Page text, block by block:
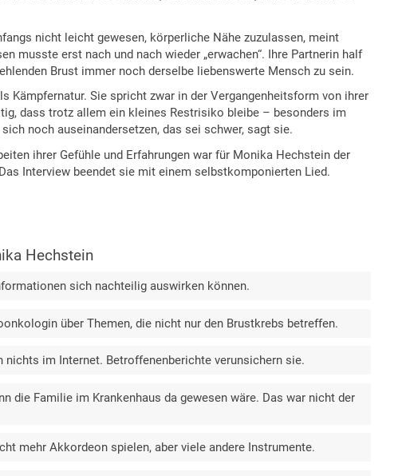
nicht leicht gewesen, körperliche Nähe zuzulassen, meint
musste erst nach und nach wieder „erwachen“. Ihre Partnerin half
Brust immer noch derselbe liebenswerte Mensch zu sein.
Kämpfernatur. Sie spricht zwar in der Vergangenheitsform von ihrer
dass trotz allem ein kleines Restrisiko bleibe – besonders im
noch auseinandersetzen, das sei schwer, sagt sie.
ihrer Gefühle und Erfahrungen war für Monika Hechstein der
Interview beendet sie mit einem selbstkomponierten Lied.
Hechstein
sich nachteilig auswirken können.
über Themen, die nicht nur den Brustkrebs betreffen.
im Internet. Betroffenenberichte verunsichern sie.
die Familie im Krankenhaus da gewesen wäre. Das war nicht der
mehr Akkordeon spielen, aber viele andere Instrumente.